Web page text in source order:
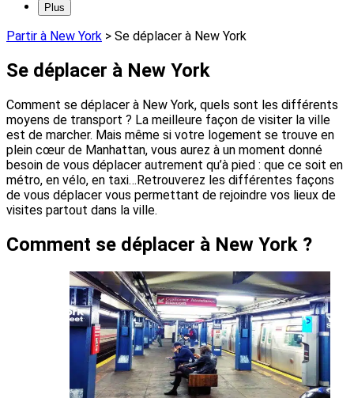
Plus
Partir à New York > Se déplacer à New York
Se déplacer à New York
Comment se déplacer à New York, quels sont les différents
moyens de transport ? La meilleure façon de visiter la ville
est de marcher. Mais même si votre logement se trouve en
plein cœur de Manhattan, vous aurez à un moment donné
besoin de vous déplacer autrement qu’à pied : que ce soit en
métro, en vélo, en taxi…Retrouverez les différentes façons
de vous déplacer vous permettant de rejoindre vos lieux de
visites partout dans la ville.
Comment se déplacer à New York ?